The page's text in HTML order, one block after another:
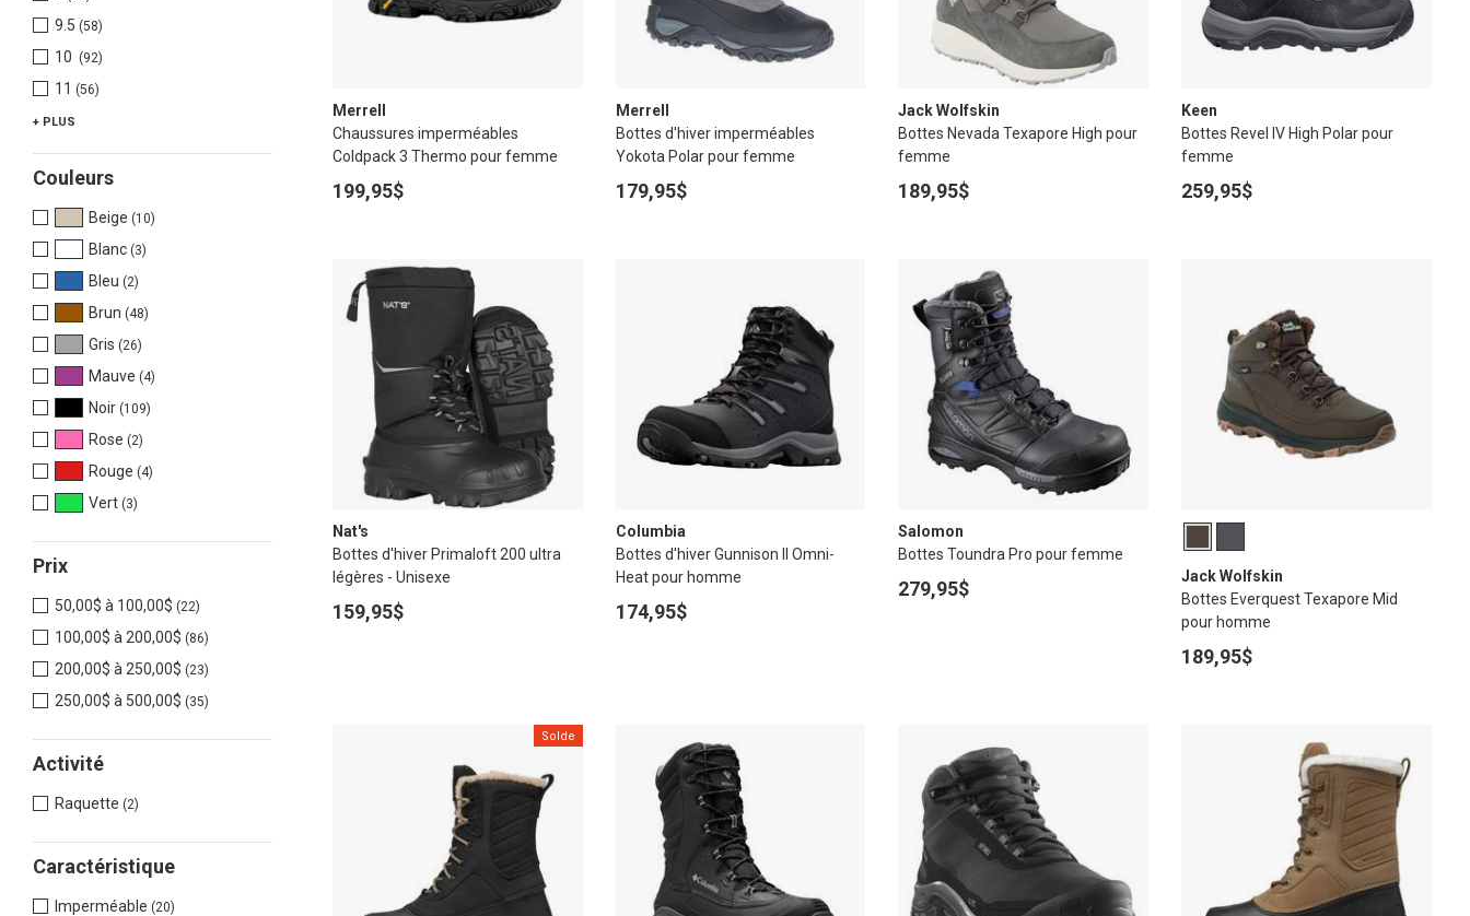
9.5 (58)
10 (92)
11 (56)
+ PLUS
Couleurs
Beige (10)
Blanc (3)
Bleu (2)
Brun (48)
Gris (26)
Mauve (4)
Noir (109)
Rose (2)
Rouge (4)
Vert (3)
Prix
50,00$ à 100,00$ (22)
100,00$ à 200,00$ (86)
200,00$ à 250,00$ (23)
250,00$ à 500,00$ (35)
Activité
Raquette (2)
Caractéristique
Imperméable (20)
Merrell
Chaussures imperméables
Coldpack 3 Thermo pour femme
199,95$
Merrell
Bottes d'hiver imperméables
Yokota Polar pour femme
179,95$
Jack Wolfskin
Bottes Nevada Texapore High pour
femme
189,95$
Keen
Bottes Revel IV High Polar pour
femme
259,95$
Nat's
Bottes d'hiver Primaloft 200 ultra
légères - Unisexe
159,95$
Columbia
Bottes d'hiver Gunnison II Omni-
Heat pour homme
174,95$
Salomon
Bottes Toundra Pro pour femme
279,95$
Jack Wolfskin
Bottes Everquest Texapore Mid
pour homme
189,95$
Solde